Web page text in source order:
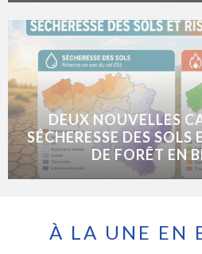
DEUX NOUVELLES
SÉCHERESSE DES SOLS
DE FORÊT EN
À LA UNE EN